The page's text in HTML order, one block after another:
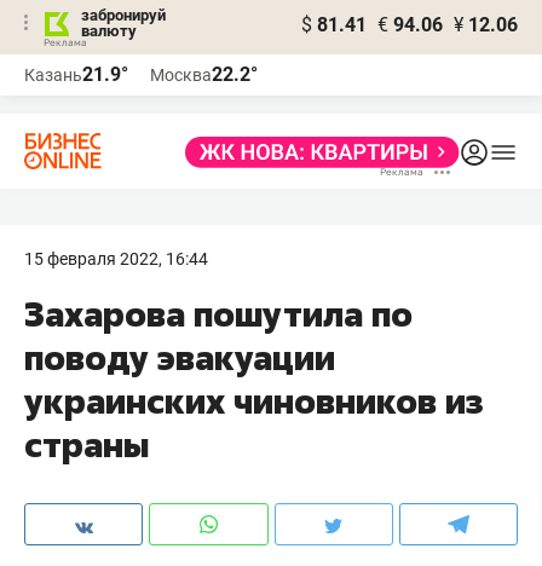
забронируй
валюту
$ 81.41 € 94.06 ¥ 12.06
Казань21.9° Москва22.2°
15 февраля 2022, 16:44
Захарова пошутила по
поводу эвакуации
украинских чиновников из
страны